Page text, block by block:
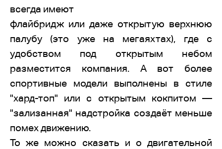
всегда имеют
флайбридж или даже открытую верхнюю
палубу (это уже на мегаяхтах), где с
удобством под открытым небом
разместится компания. А вот более
спортивные модели выполнены в стиле
"хард-топ" или с открытым кокпитом —
"зализанная" надстройка создаёт меньше
помех движению.
То же можно сказать и о двигательной